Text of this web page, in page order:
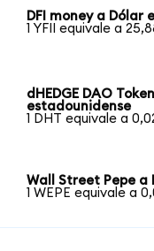
DFI money a Dólar
1 YFII equivale a
dHEDGE DAO
estadounidense
1 DHT equivale a
Wall Street Pepe a
1 WEPE equivale a